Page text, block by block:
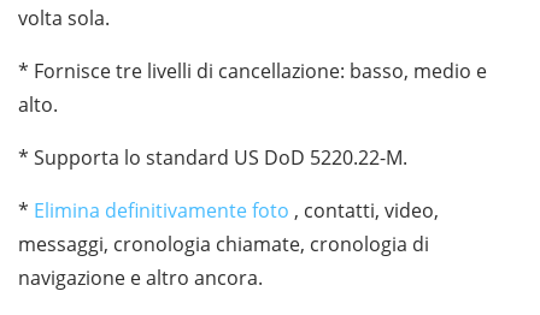
volta sola.
* Fornisce tre livelli di cancellazione: basso, medio e
alto.
* Supporta lo standard US DoD 5220.22-M.
* Elimina definitivamente foto , contatti, video,
messaggi, cronologia chiamate, cronologia di
navigazione e altro ancora.